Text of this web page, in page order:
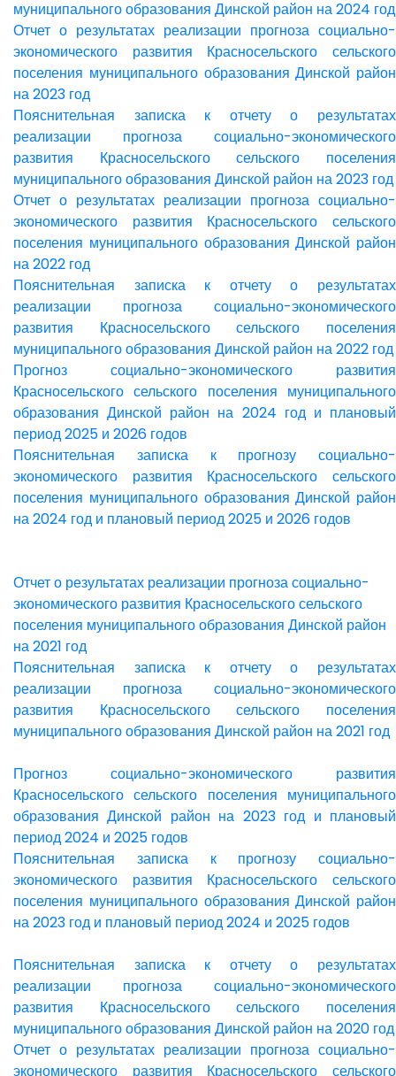
муниципального образования Динской район на 2024 год
Отчет о результатах реализации прогноза социально-
экономического развития Красносельского сельского
поселения муниципального образования Динской район
на 2023 год
Пояснительная записка к отчету о результатах
реализации прогноза социально-экономического
развития Красносельского сельского поселения
муниципального образования Динской район на 2023 год
Отчет о результатах реализации прогноза социально-
экономического развития Красносельского сельского
поселения муниципального образования Динской район
на 2022 год
Пояснительная записка к отчету о результатах
реализации прогноза социально-экономического
развития Красносельского сельского поселения
муниципального образования Динской район на 2022 год
Прогноз социально-экономического развития
Красносельского сельского поселения муниципального
образования Динской район на 2024 год и плановый
период 2025 и 2026 годов
Пояснительная записка к прогнозу социально-
экономического развития Красносельского сельского
поселения муниципального образования Динской район
на 2024 год и плановый период 2025 и 2026 годов
Отчет о результатах реализации прогноза социально-
экономического развития Красносельского сельского
поселения муниципального образования Динской район
на 2021 год
Пояснительная записка к отчету о результатах
реализации прогноза социально-экономического
развития Красносельского сельского поселения
муниципального образования Динской район на 2021 год
Прогноз социально-экономического развития
Красносельского сельского поселения муниципального
образования Динской район на 2023 год и плановый
период 2024 и 2025 годов
Пояснительная записка к прогнозу социально-
экономического развития Красносельского сельского
поселения муниципального образования Динской район
на 2023 год и плановый период 2024 и 2025 годов
Пояснительная записка к отчету о результатах
реализации прогноза социально-экономического
развития Красносельского сельского поселения
муниципального образования Динской район на 2020 год
Отчет о результатах реализации прогноза социально-
экономического развития Красносельского сельского